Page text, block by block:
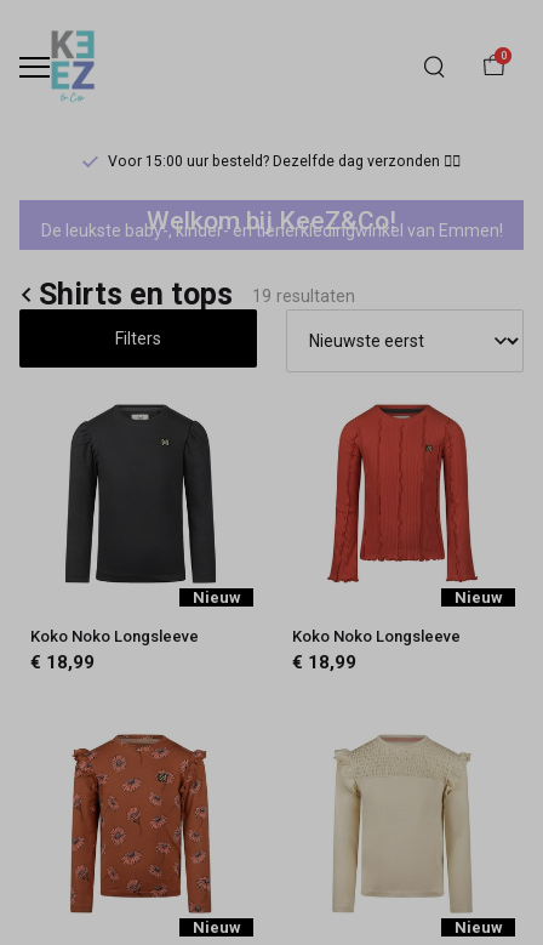
0
Voor 15:00 uur besteld? Dezelfde dag verzonden 🏃‍♀️
Koko
Noko
mini
meisjes
shirts
tops
Keez&Co
Welkom bij KeeZ&Co!
De leukste baby-, kinder- en tienerkledingwinkel van Emmen!
Shirts en tops 19 resultaten
Filters
Nieuw
Koko Noko Longsleeve
€ 18,99
Nieuw
Koko Noko Longsleeve
€ 18,99
Nieuw Nieuw